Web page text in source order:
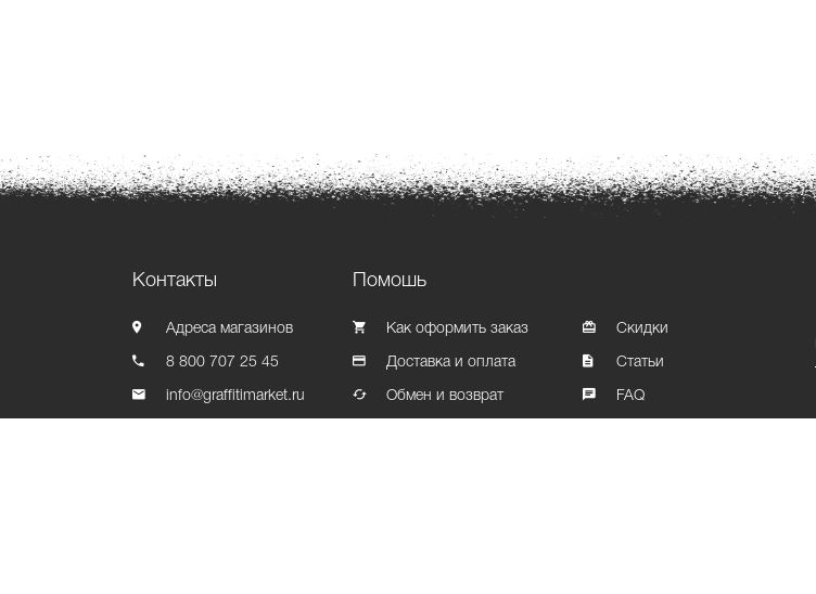
Контакты
Адреса магазинов
8 800 707 25 45
info@graffitimarket.ru
Помошь
Как оформить заказ
Доставка и оплата
Обмен и возврат
Скидки
Статьи
FAQ